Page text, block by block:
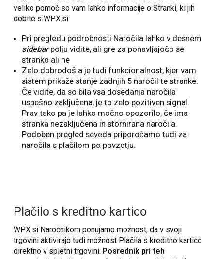
veliko pomoč so vam lahko informacije o Stranki, ki jih
dobite s WPX.si:
Pri pregledu podrobnosti Naročila lahko v desnem
sidebarpolju vidite, ali gre za ponavljajočo se
stranko ali ne
Zelo dobrodošla je tudi funkcionalnost, kjer vam
sistem prikaže stanje zadnjih 5 naročil te stranke.
Če vidite, da so bila vsa dosedanja naročila
uspešno zaključena, je to zelo pozitiven signal.
Prav tako pa je lahko močno opozorilo, če ima
stranka nezaključena in stornirana naročila.
Podoben pregled seveda priporočamo tudi za
naročila s plačilom po povzetju.
Plačilo s kreditno kartico
WPX.si Naročnikom ponujamo možnost, da v svoji
trgovini aktivirajo tudi možnost Plačila s kreditno kartico
direktno v spletni trgovini. Posrednik pri teh